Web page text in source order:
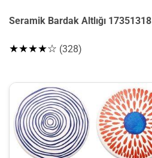
Seramik Bardak Altlığı 17351318
★★★★☆ (328)